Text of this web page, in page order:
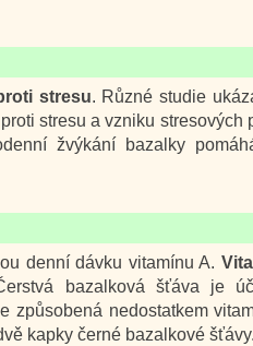
stresu. Různé studie
stresu a vzniku stresových
žvýkání bazalky
denní dávku vitamínu A.
bazalková šťáva je
způsobená nedostatkem
kapky černé bazalkové šťávy.